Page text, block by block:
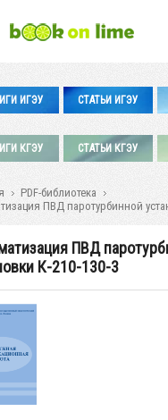
ИГЭУ СТАТЬИ ИГЭУ
КГЭУ СТАТЬИ КГЭУ
PDF-библиотека
ПВД паротурбинной
ПВД
К-210-130-3